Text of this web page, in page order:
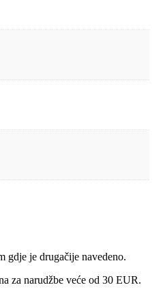
gdje je drugačije navedeno.
za narudžbe veće od 30 EUR.